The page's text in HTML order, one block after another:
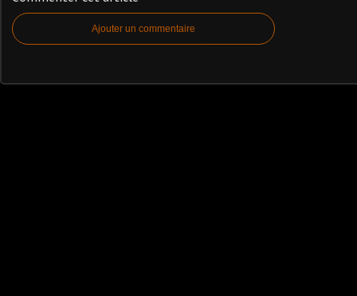
Ajouter un commentaire